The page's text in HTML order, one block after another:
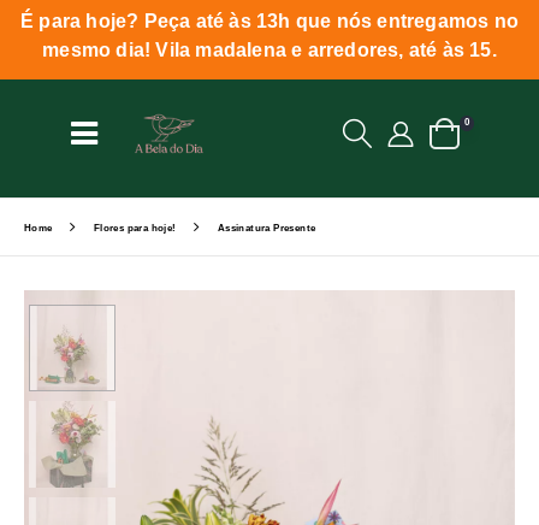
É para hoje? Peça até às 13h que nós entregamos no
mesmo dia! Vila madalena e arredores, até às 15.
0
Home Flores para hoje! Assinatura Presente